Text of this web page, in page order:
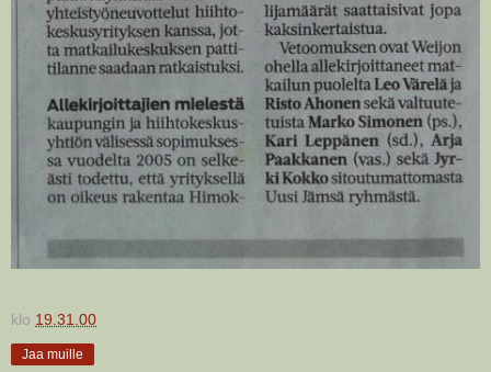
klo 19.31.00
Jaa muille